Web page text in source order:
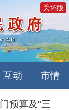
关怀版
互动 市情
预算及"三